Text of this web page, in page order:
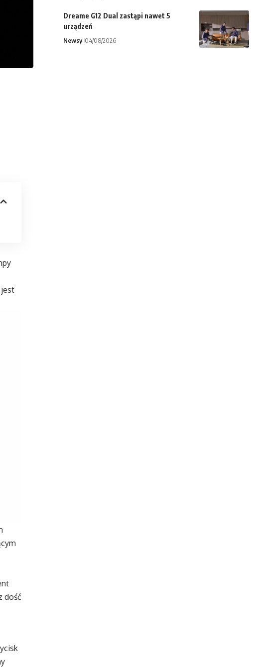
jest
dość
Dreame G12 Dual zastąpi nawet 5
urządzeń
Newsy 04/08/2026